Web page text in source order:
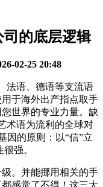
的底层逻辑
02-25 20:48
语、德语等支流语
于海外出产指点取手
世界的专业力量。缺
术语为流利的全球对
因的原则：以“信”立
强。
。并能挪用相关的手
感觉了不得！这三大